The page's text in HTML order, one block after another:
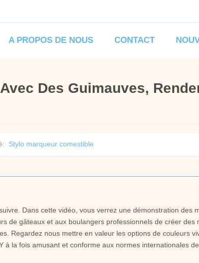
A PROPOS DE NOUS CONTACT
Des Guimauves,
Stylo marqueur comestible
Dans cette vidéo, vous verrez une démonstration des
de gâteaux et aux boulangers professionnels de créer des
Regardez nous mettre en valeur les options de couleurs
la fois amusant et conforme aux normes internationales